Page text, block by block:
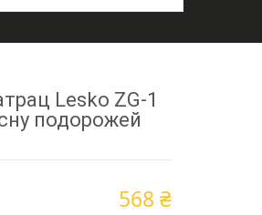
Lesko ZG-1
подорожей
568 ₴